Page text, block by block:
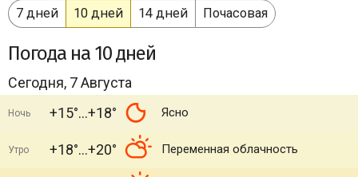
7 дней 10 дней 14 дней Почасовая
Погода на 10 дней
Сегодня, 7 Августа
Ночь +15° +18° Ясно
Утро +18° +20° Переменная облачность